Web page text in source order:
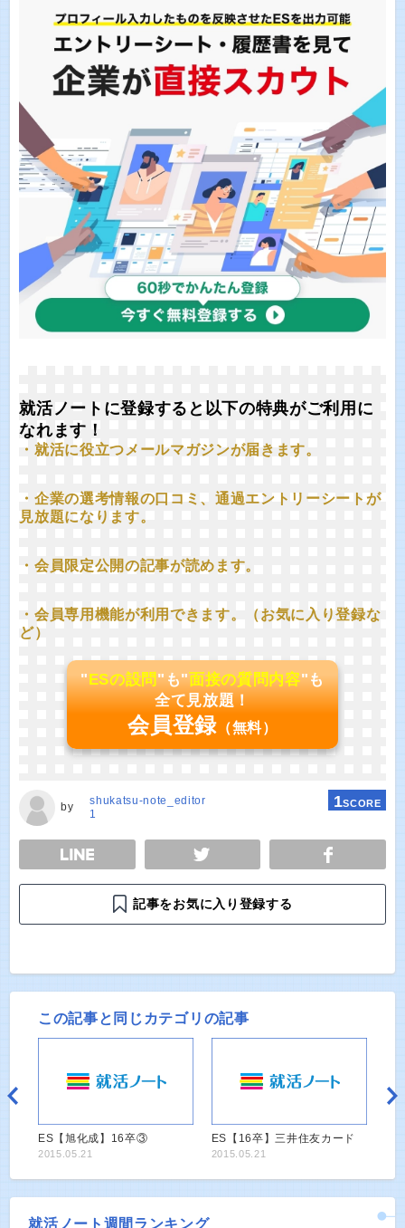
就活ノートに登録すると以下の特典がご利用に
なれます！
・就活に役立つメールマガジンが届きます。
・企業の選考情報の口コミ、通過エントリーシートが
見放題になります。
・会員限定公開の記事が読めます。
・会員専用機能が利用できます。（お気に入り登録な
ど）
"ESの設問"も"面接の質問内容"も
全て見放題！
会員登録 （無料）
by
shukatsu-note_editor
1
1SCORE
TWEET
記事をお気に入り登録する
この記事と同じカテゴリの記事
ES【旭化成】16卒③
2015.05.21
ES【16卒】三井住友カード
2015.05.21
就活ノート週間ランキング